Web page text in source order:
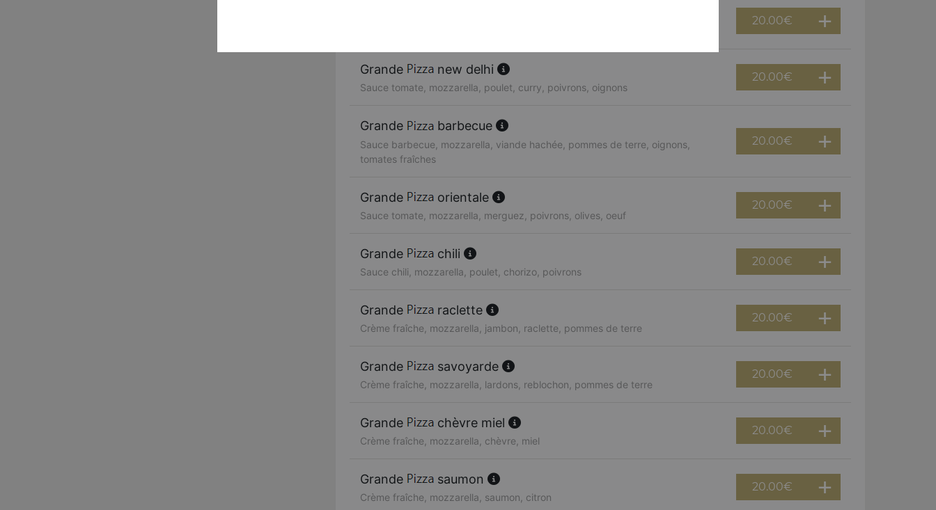
20.00€
Grande new delhi
Sauce tomate, mozzarella, poulet, curry, poivrons, oignons
20.00€
Grande barbecue
Sauce barbecue, mozzarella, viande hachée, pommes de terre, oignons,
tomates fraîches
20.00€
Grande orientale
Sauce tomate, mozzarella, merguez, poivrons, olives, oeuf
20.00€
Grande chili
Sauce chili, mozzarella, poulet, chorizo, poivrons
20.00€
Grande raclette
Crème fraîche, mozzarella, jambon, raclette, pommes de terre
20.00€
Grande savoyarde
Crème fraîche, mozzarella, lardons, reblochon, pommes de terre
20.00€
Grande chèvre miel
Crème fraîche, mozzarella, chèvre, miel
20.00€
Grande saumon
Crème fraîche, mozzarella, saumon, citron
20.00€